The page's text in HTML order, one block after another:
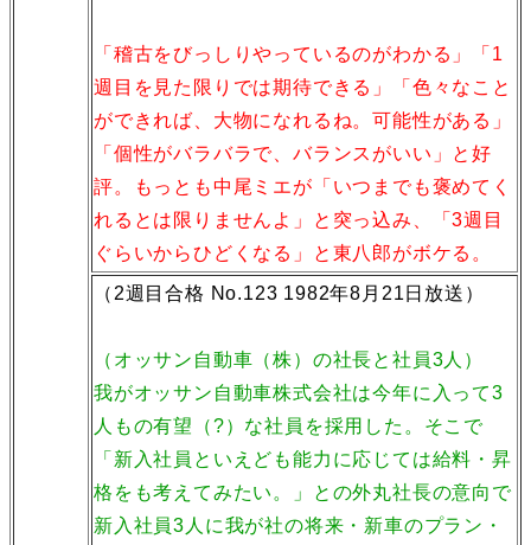
「稽古をびっしりやっているのがわかる」「1
週目を見た限りでは期待できる」「色々なこと
ができれば、大物になれるね。可能性がある」
「個性がバラバラで、バランスがいい」と好
評。もっとも中尾ミエが「いつまでも褒めてく
れるとは限りませんよ」と突っ込み、「3週目
ぐらいからひどくなる」と東八郎がボケる。
（2週目合格 No.123 1982年8月21日放送）
（オッサン自動車（株）の社長と社員3人）
我がオッサン自動車株式会社は今年に入って3
人もの有望（?）な社員を採用した。そこで
「新入社員といえども能力に応じては給料・昇
格をも考えてみたい。」との外丸社長の意向で
新入社員3人に我が社の将来・新車のプラン・